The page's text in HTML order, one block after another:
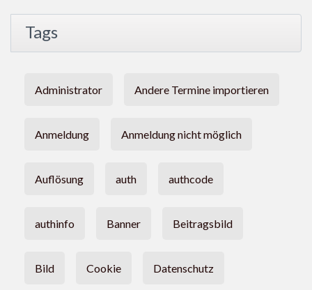
Tags
Administrator Andere Termine importieren
Anmeldung Anmeldung nicht möglich
Auflösung auth authcode
authinfo Banner Beitragsbild
Bild Cookie Datenschutz